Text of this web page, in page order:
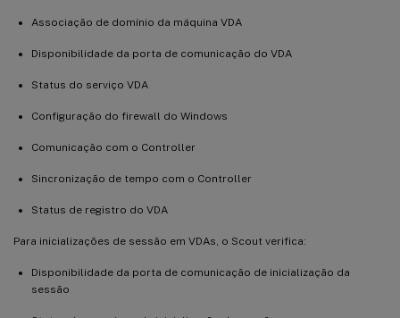
Associação de domínio da máquina VDA
Disponibilidade da porta de comunicação do VDA
Status do serviço VDA
Configuração do firewall do Windows
Comunicação com o Controller
Sincronização de tempo com o Controller
Status de registro do VDA
Para inicializações de sessão em VDAs, o Scout verifica:
Disponibilidade da porta de comunicação de inicialização da
sessão